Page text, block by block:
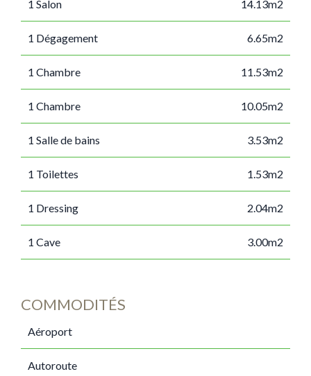
1 Salon 14.13m2
1 Dégagement 6.65m2
1 Chambre 11.53m2
1 Chambre 10.05m2
1 Salle de bains 3.53m2
1 Toilettes 1.53m2
1 Dressing 2.04m2
1 Cave 3.00m2
COMMODITÉS
Aéroport
Autoroute